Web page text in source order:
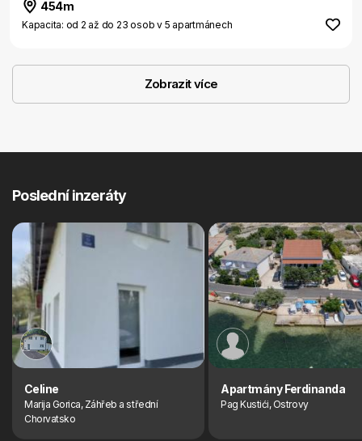
454m
Kapacita: od 2 až do 23 osob v 5 apartmánech
Zobrazit více
Poslední inzeráty
Celine
Marija Gorica, Záhřeb a střední
Chorvatsko
Apartmány Ferdinanda
Pag Kustići, Ostrovy